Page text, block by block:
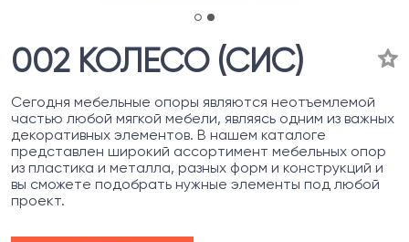
002 КОЛЕСО (СИС)
Сегодня мебельные опоры являются неотъемлемой
частью любой мягкой мебели, являясь одним из важных
декоративных элементов. В нашем каталоге
представлен широкий ассортимент мебельных опор
из пластика и металла, разных форм и конструкций и
вы сможете подобрать нужные элементы под любой
проект.